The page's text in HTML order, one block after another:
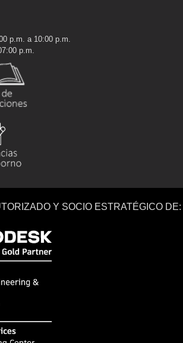
p.m. a 10:00 p.m.
p.m.
Y SOCIO ESTRATÉGICO DE: